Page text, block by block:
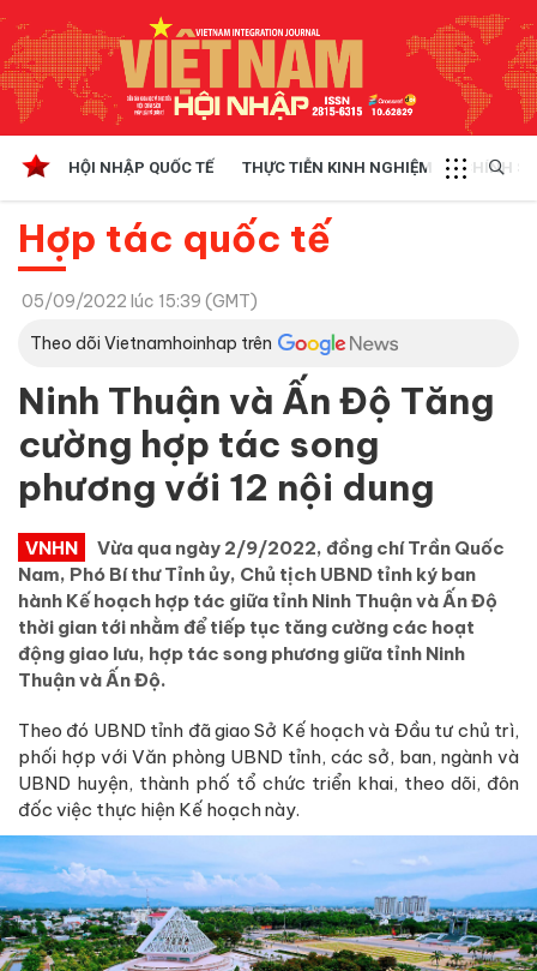
HỘI NHẬP QUỐC TẾ THỰC TIỄN KINH NGHIỆM CHÍNH
Hợp tác quốc tế
05/09/2022 lúc 15:39 (GMT)
Theo dõi Vietnamhoinhap trên
Ninh Thuận và Ấn Độ Tăng
cường hợp tác song
phương với 12 nội dung
VNHN
Vừa qua ngày 2/9/2022, đồng chí Trần Quốc
Nam, Phó Bí thư Tỉnh ủy, Chủ tịch UBND tỉnh ký ban
hành Kế hoạch hợp tác giữa tỉnh Ninh Thuận và Ấn Độ
thời gian tới nhằm để tiếp tục tăng cường các hoạt
động giao lưu, hợp tác song phương giữa tỉnh Ninh
Thuận và Ấn Độ.
Theo đó UBND tỉnh đã giao Sở Kế hoạch và Đầu tư chủ trì,
phối hợp với Văn phòng UBND tỉnh, các sở, ban, ngành và
UBND huyện, thành phố tổ chức triển khai, theo dõi, đôn
đốc việc thực hiện Kế hoạch này.